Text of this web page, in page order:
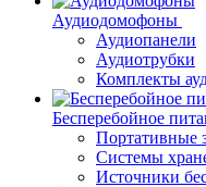
Аудиодомофоны
Аудиопанели
Аудиотрубки
Комплекты
Бесперебойное
Портативные
Системы
Источники